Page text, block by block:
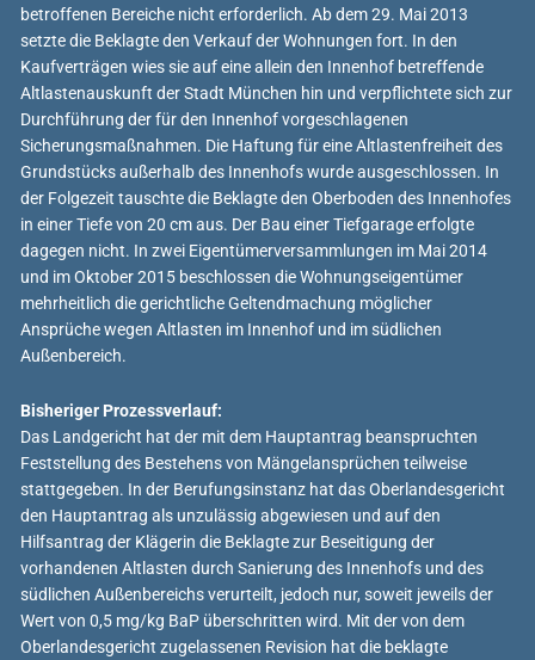
betroffenen Bereiche nicht erforderlich. Ab dem 29. Mai 2013
setzte die Beklagte den Verkauf der Wohnungen fort. In den
Kaufverträgen wies sie auf eine allein den Innenhof betreffende
Altlastenauskunft der Stadt München hin und verpflichtete sich zur
Durchführung der für den Innenhof vorgeschlagenen
Sicherungsmaßnahmen. Die Haftung für eine Altlastenfreiheit des
Grundstücks außerhalb des Innenhofs wurde ausgeschlossen. In
der Folgezeit tauschte die Beklagte den Oberboden des Innenhofes
in einer Tiefe von 20 cm aus. Der Bau einer Tiefgarage erfolgte
dagegen nicht. In zwei Eigentümerversammlungen im Mai 2014
und im Oktober 2015 beschlossen die Wohnungseigentümer
mehrheitlich die gerichtliche Geltendmachung möglicher
Ansprüche wegen Altlasten im Innenhof und im südlichen
Außenbereich.
Bisheriger Prozessverlauf:
Das Landgericht hat der mit dem Hauptantrag beanspruchten
Feststellung des Bestehens von Mängelansprüchen teilweise
stattgegeben. In der Berufungsinstanz hat das Oberlandesgericht
den Hauptantrag als unzulässig abgewiesen und auf den
Hilfsantrag der Klägerin die Beklagte zur Beseitigung der
vorhandenen Altlasten durch Sanierung des Innenhofs und des
südlichen Außenbereichs verurteilt, jedoch nur, soweit jeweils der
Wert von 0,5 mg/kg BaP überschritten wird. Mit der von dem
Oberlandesgericht zugelassenen Revision hat die beklagte